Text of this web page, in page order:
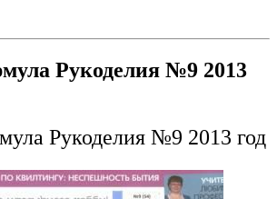
Рукоделия №9 2013
Рукоделия №9 2013 год